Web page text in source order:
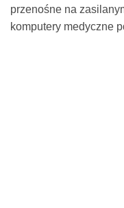
przenośne na
komputery medyczne